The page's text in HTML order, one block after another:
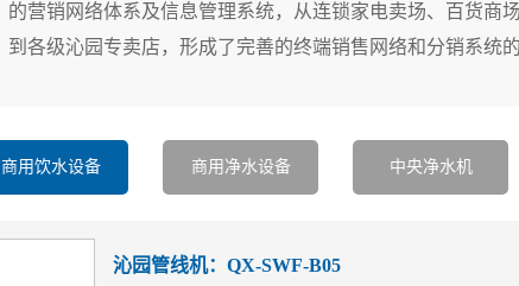
的营销网络体系及信息管理系统，从连锁家电卖场、百货商
到各级沁园专卖店，形成了完善的终端销售网络和分销系统的
商用饮水设备 商用净水设备 中央净水机
沁园管线机：QX-SWF-B05